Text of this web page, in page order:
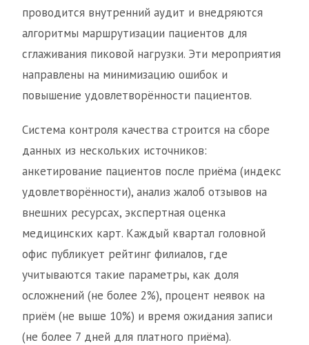
проводится внутренний аудит и внедряются
алгоритмы маршрутизации пациентов для
сглаживания пиковой нагрузки. Эти мероприятия
направлены на минимизацию ошибок и
повышение удовлетворённости пациентов.
Система контроля качества строится на сборе
данных из нескольких источников:
анкетирование пациентов после приёма (индекс
удовлетворённости), анализ жалоб отзывов на
внешних ресурсах, экспертная оценка
медицинских карт. Каждый квартал головной
офис публикует рейтинг филиалов, где
учитываются такие параметры, как доля
осложнений (не более 2%), процент неявок на
приём (не выше 10%) и время ожидания записи
(не более 7 дней для платного приёма).